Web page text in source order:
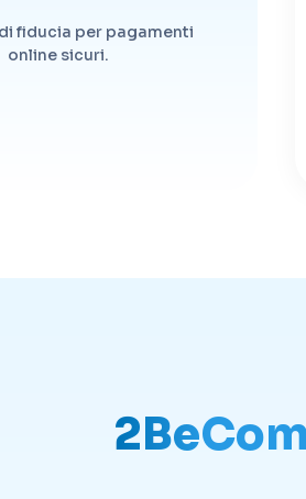
fiducia per pagamenti
online sicuri.
2BeCom